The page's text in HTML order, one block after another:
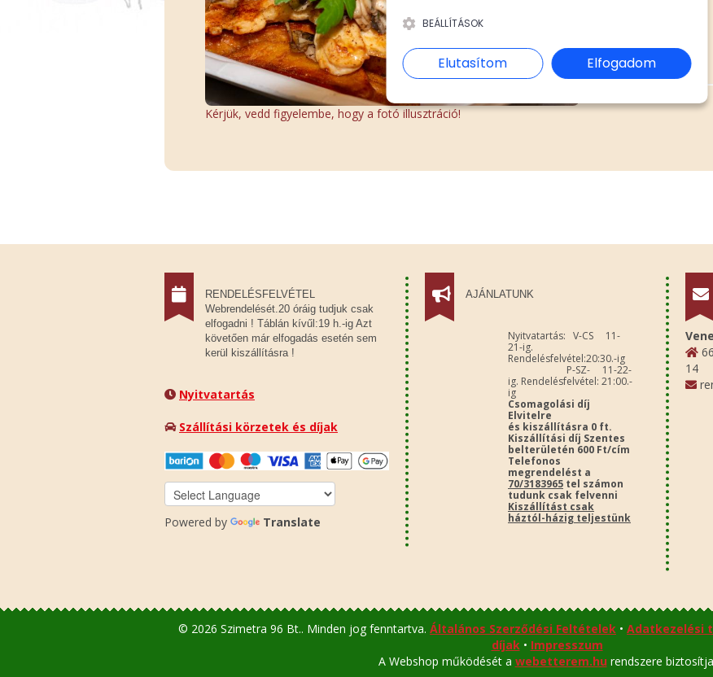
Kérjük, vedd figyelembe, hogy a fotó illusztráció!
KOSÁRBA
RENDELÉSFELVÉTEL
Webrendelését.20 óráig tudjuk csak
elfogadni ! Táblán kívűl:19 h.-ig Azt
követően már elfogadás esetén sem
kerül kiszállításra !
Nyitvatartás
Szállítási körzetek és díjak
Powered by Translate
AJÁNLATUNK
Nyitvatartás: V-CS 11-
21-ig.
Rendelésfelvétel:20:30.-ig
P-SZ- 11-22-
ig. Rendelésfelvétel: 21:00.-
ig
Csomagolási díj
Elvitelre
és kiszállításra 0 ft.
Kiszállítási díj Szentes
belterületén 600 Ft/cím
Telefonos
megrendelést a
70/3183965 tel számon
tudunk csak felvenni
Kiszállítást csak
háztól-házig teljestünk
14
© 2026 Szimetra 96 Bt.. Minden jog fenntartva. Általános Szerződési Feltételek • Adatkezelési
díjak• Impresszum
A Webshop működését a webetterem.hu rendszere
BEÁLLÍTÁSOK
Elutasítom Elfogadom